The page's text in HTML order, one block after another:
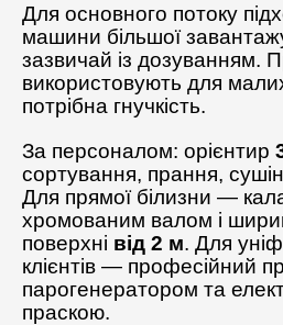
Для основного потоку
машини більшої
зазвичай із дозуванням.
використовують для
потрібна гнучкість.
За персоналом: орієнтир
сортування, прання,
Для прямої білизни —
хромованим валом і
поверхні від 2 м. Для
клієнтів — професійний
парогенератором та
праскою.